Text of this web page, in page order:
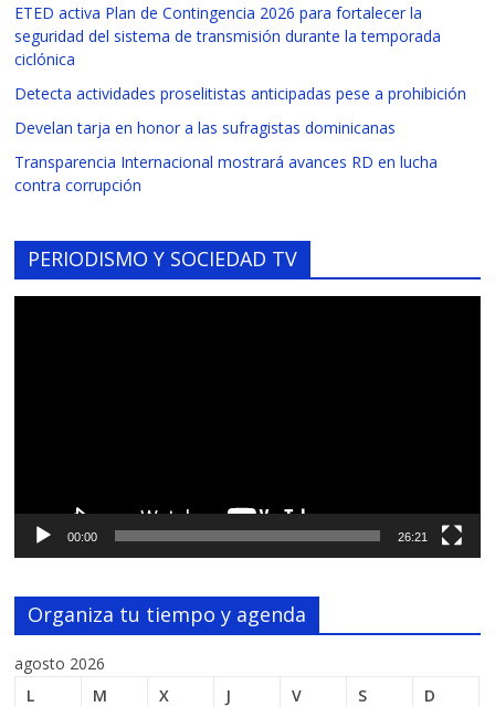
ETED activa Plan de Contingencia 2026 para fortalecer la
seguridad del sistema de transmisión durante la temporada
ciclónica
Detecta actividades proselitistas anticipadas pese a prohibición
Develan tarja en honor a las sufragistas dominicanas
Transparencia Internacional mostrará avances RD en lucha
contra corrupción
PERIODISMO Y SOCIEDAD TV
00:00 26:21
Organiza tu tiempo y agenda
agosto 2026
L
M X J V S D